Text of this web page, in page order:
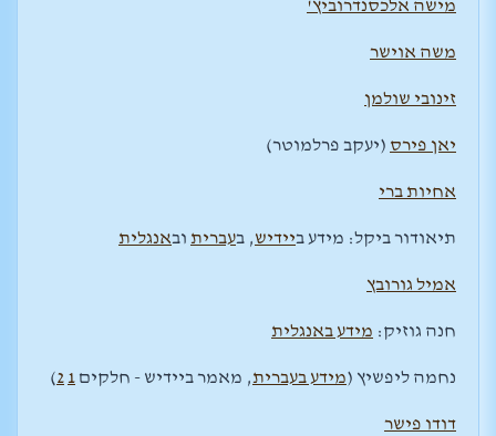
מישה אלכסנדרוביץ'
משה אוישר
זינובי שולמן
יאן פירס (יעקב פרלמוטר)
אחיות ברי
תיאודור ביקל: מידע ביידיש, בעברית ובאנגלית
אמיל גורובץ
חנה גוזיק: מידע באנגלית
נחמה ליפשיץ (מידע בעברית, מאמר ביידיש - חלקים 1
2
)
דודו פישר